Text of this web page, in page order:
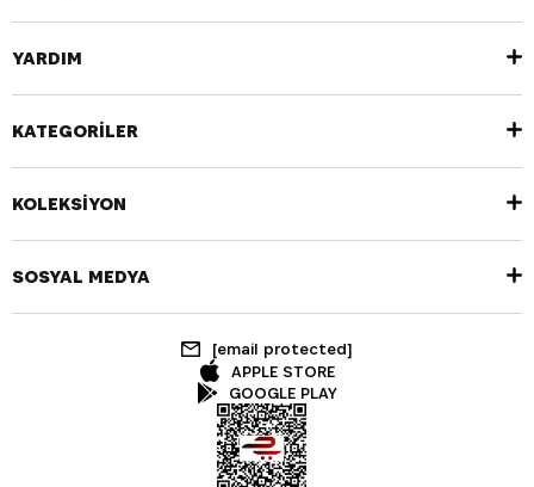
YARDIM
KATEGORİLER
KOLEKSİYON
SOSYAL MEDYA
[email protected]
APPLE STORE
GOOGLE PLAY